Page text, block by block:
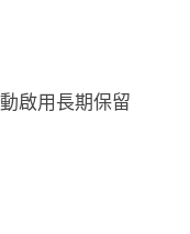
啟用長期保留